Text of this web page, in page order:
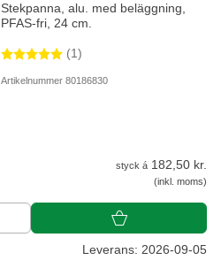
Stekpanna, alu. med beläggning,
PFAS-fri, 24 cm.
(1)
Artikelnummer 80186830
styck á 182,50 kr.
(inkl. moms)
Leverans: 2026-09-05